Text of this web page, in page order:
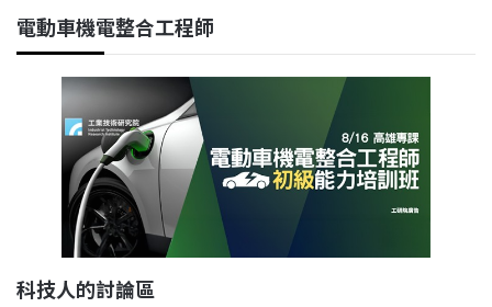
電動車機電整合工程師
科技人的討論區